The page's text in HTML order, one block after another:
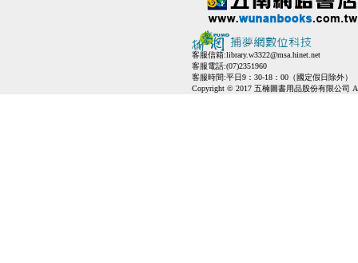
客服信箱:library.w3322@msa.hinet.net
客服電話:(07)2351960
客服時間:平日9：30-18：00（國定假日除外）
Copyright © 2017 五楠圖書用品股份有限公司